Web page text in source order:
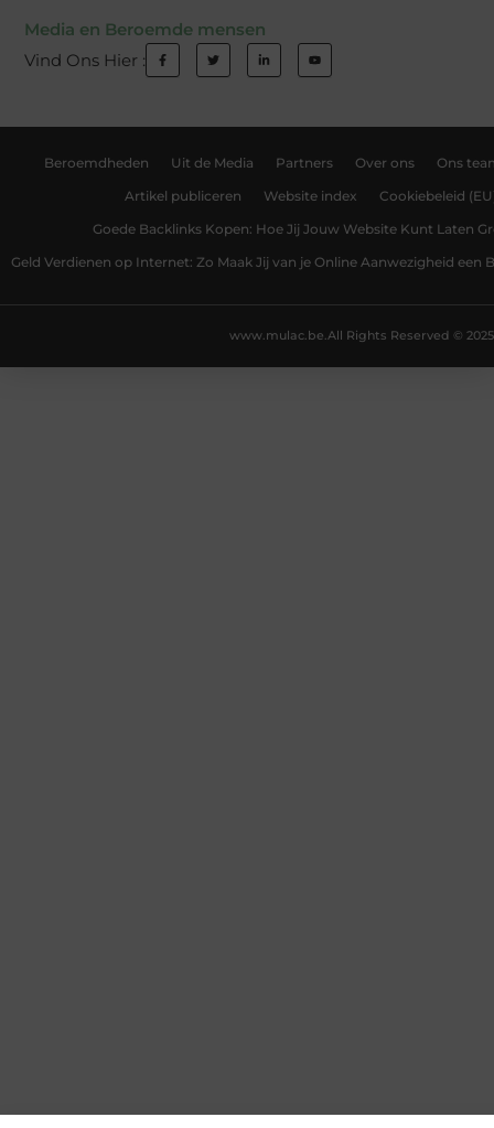
Media en Beroemde mensen
Vind Ons Hier :
Beroemdheden Uit de Media Partners Over ons Ons
Artikel publiceren Website index Cookiebeleid
Goede Backlinks Kopen: Hoe Jij Jouw Website Kunt Laten
Geld Verdienen op Internet: Zo Maak Jij van je Online Aanwezigheid een
All Rights Reserved © 2025
www.mulac.be.